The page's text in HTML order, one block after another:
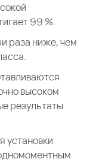
99 %.
раза ниже, чем
высоком
результаты
установки